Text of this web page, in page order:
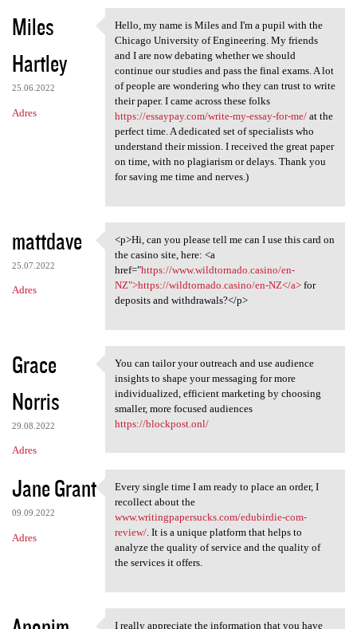
Miles
Hartley
25.06.2022
Adres
Hello, my name is Miles and I
Hello, my name is Miles and I'm a pupil with the
Chicago University of Engineering. My friends
and I are now debating whether we should
continue our studies and pass the final exams. A lot
of people are wondering who they can trust to write
their paper. I came across these folks
https://essaypay.com/write-my-essay-for-me/at the
perfect time. A dedicated set of specialists who
understand their mission. I received the great paper
on time, with no plagiarism or delays. Thank you
for saving me time and nerves.)
mattdave
25.07.2022
Adres
<p>Hi, can you please tell me
<p>Hi, can you please tell me can I use this card on
the casino site, here: <a
href="https://www.wildtornado.casino/en-
NZ">https://wildtornado.casino/en-NZ</a>for
deposits and withdrawals?</p>
Grace
Norris
29.08.2022
Adres
You can tailor your outreach
You can tailor your outreach and use audience
insights to shape your messaging for more
individualized, efficient marketing by choosing
smaller, more focused audiences
https://blockpost.onl/
Jane Grant
09.09.2022
Adres
Every single time I am ready
Every single time I am ready to place an order, I
recollect about the
www.writingpapersucks.com/edubirdie-com-
review/. It is a unique platform that helps to
analyze the quality of service and the quality of
the services it offers.
I really appreciate the information that you have